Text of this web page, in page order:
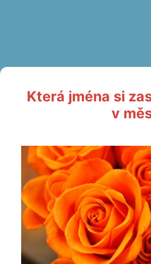
Která jména si
v